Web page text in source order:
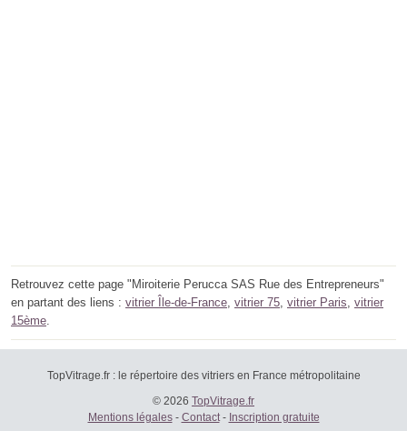
Retrouvez cette page "Miroiterie Perucca SAS Rue des Entrepreneurs"
en partant des liens : vitrier Île-de-France, vitrier 75, vitrier Paris, vitrier
15ème.
TopVitrage.fr : le répertoire des vitriers en France métropolitaine
© 2026 TopVitrage.fr
Mentions légales- Contact- Inscription gratuite